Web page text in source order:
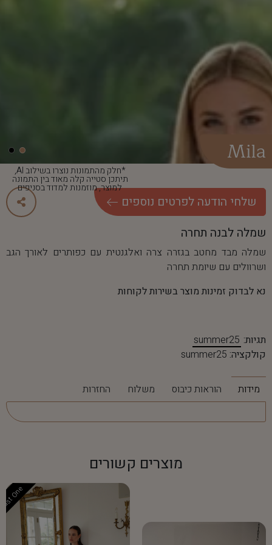
*חלק מהתמונות נוצרו בשילוב AI,
תיתכן סטייה קלה מאוד בין התמונה
למוצר, מוזמנות למדוד בסניפים
Mila
שלחי הודעה לפרטים נוספים
שמלה לבנה תחרה
שמלה מבד מחטב בגזרה צרה ואלגנטית עם כפותרים לאורך הגב
ושרוולים עם שיומת תחרה
נא לבדוק זמינות מוצר בשירות לקוחות
תגיות: summer25
קולקציה: summer25
מידות הוראות כיבוס משלוח החזרות
מוצרים קשורים
One